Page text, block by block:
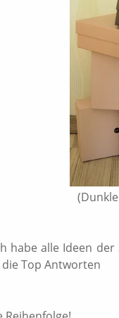
habe alle Ideen der
Top Antworten